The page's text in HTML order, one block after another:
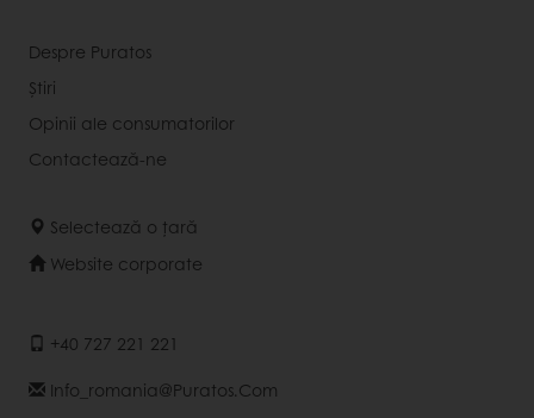
Despre Puratos
Știri
Opinii ale consumatorilor
Contactează-ne
Selectează o țară
Website corporate
+40 727 221 221
Info_romania@puratos.com